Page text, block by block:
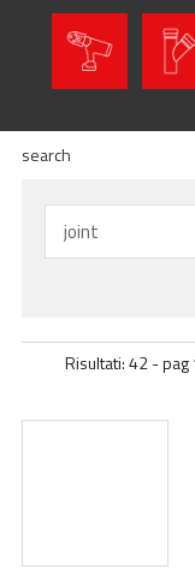
ACADEMY
BIM
INFOS ET
TÉLÉCHARGEMENTS
search
Risultati: 42 -